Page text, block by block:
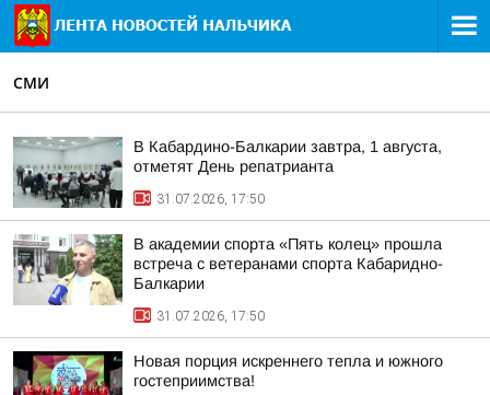
СМИ
В Кабардино-Балкарии завтра, 1 августа,
отметят День репатрианта
31.07.2026, 17:50
В академии спорта «Пять колец» прошла
встреча с ветеранами спорта Кабаридно-
Балкарии
31.07.2026, 17:50
Новая порция искреннего тепла и южного
гостеприимства!